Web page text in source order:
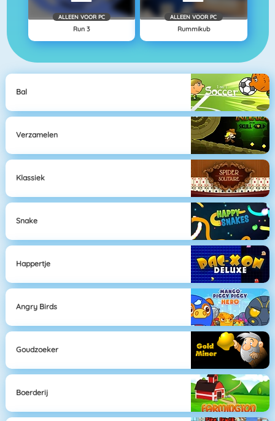
ALLEEN VOOR PC
Run 3
ALLEEN VOOR PC
Rummikub
Bal
Verzamelen
Klassiek
Snake
Happertje
Angry Birds
Goudzoeker
Boerderij